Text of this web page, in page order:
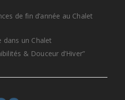
de fin d’année au Chalet
un Chalet
& Douceur d’Hiver”